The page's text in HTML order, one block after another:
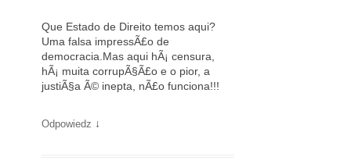
Que Estado de Direito temos aqui?
Uma falsa impressÃ£o de
democracia.Mas aqui hÃ¡ censura,
hÃ¡ muita corrupÃ§Ã£o e o pior, a
justiÃ§a Ã© inepta, nÃ£o funciona!!!
Odpowiedz ↓